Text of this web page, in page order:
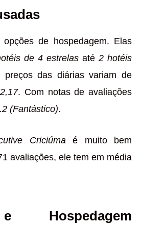
de hospedagem. Elas
de 4 estrelas até 2 hotéis
preços das diárias variam de
. Com notas de avaliações
(Fantástico).
Criciúma é muito bem
avaliações, ele tem em média
Hospedagem